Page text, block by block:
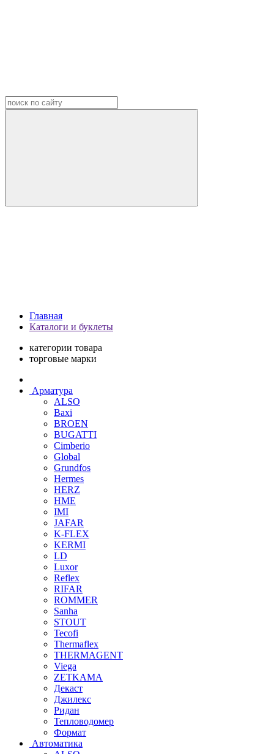
Главная
Каталоги и буклеты
категории товара
торговые марки
Арматура
ALSO
Baxi
BROEN
BUGATTI
Cimberio
Global
Grundfos
Hermes
HERZ
HME
IMI
JAFAR
K-FLEX
KERMI
LD
Luxor
Reflex
RIFAR
ROMMER
Sanha
STOUT
Tecofi
Thermaflex
THERMAGENT
Viega
ZETKAMA
Декаст
Джилекс
Ридан
Тепловодомер
Формат
Автоматика